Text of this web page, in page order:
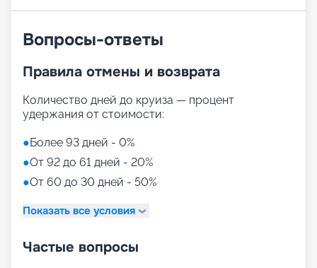
Вопросы-ответы
Правила отмены и возврата
Количество дней до круиза — процент
удержания от стоимости:
●Более 93 дней - 0%
●От 92 до 61 дней - 20%
●От 60 до 30 дней - 50%
Показать все условия
Частые вопросы